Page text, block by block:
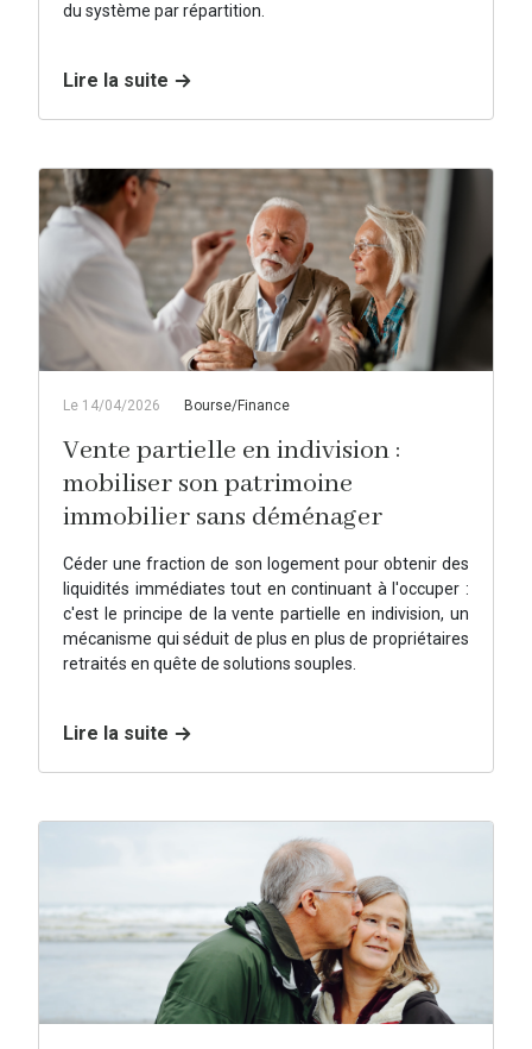
du système par répartition.
Lire la suite
Le 14/04/2026 Bourse/Finance
Vente partielle en indivision :
mobiliser son patrimoine
immobilier sans déménager
Céder une fraction de son logement pour obtenir des
liquidités immédiates tout en continuant à l'occuper :
c'est le principe de la vente partielle en indivision, un
mécanisme qui séduit de plus en plus de propriétaires
retraités en quête de solutions souples.
Lire la suite